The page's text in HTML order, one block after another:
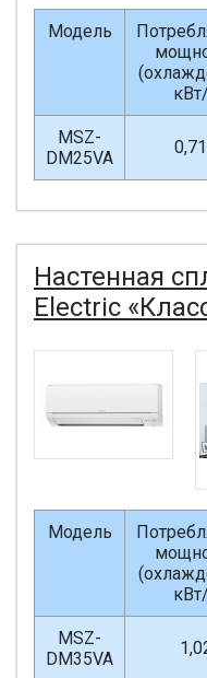
Модель
MSZ-
DM25VA
Настенная
Electric
Модель
MSZ-
DM35VA